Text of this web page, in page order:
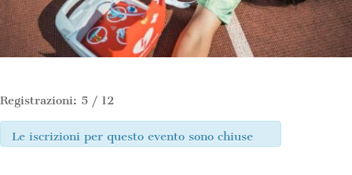
Registrazioni: 5 / 12
Le iscrizioni per questo evento sono chiuse